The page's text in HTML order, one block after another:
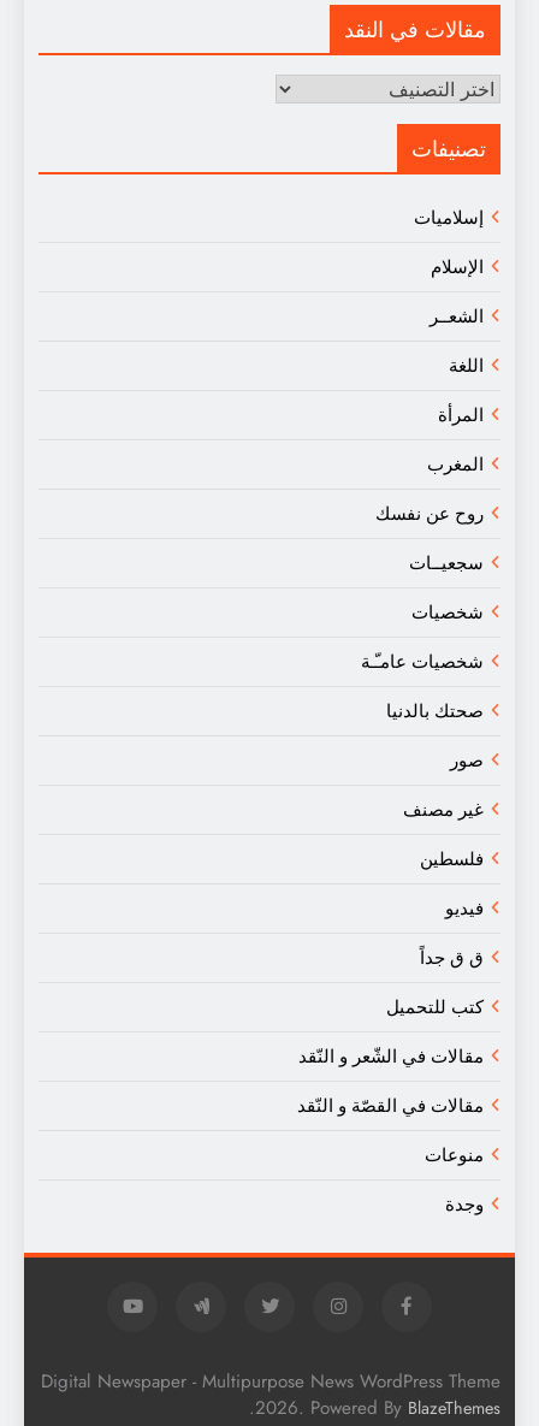
مقالات في النقد
مقالات
النقد
تصنيفات
إسلاميات
الإسلام
الشعــر
اللغة
المرأة
المغرب
روح عن نفسك
سجعيــات
شخصيات
شخصيات عامـّـة
صحتك بالدنيا
صور
غير مصنف
فلسطين
فيديو
ق ق جداً
كتب للتحميل
مقالات في الشّعر و النّقد
مقالات في القصّة و النّقد
منوعات
وجدة
Digital Newspaper - Multipurpose News WordPress Theme
2026. Powered By BlazeThemes
.